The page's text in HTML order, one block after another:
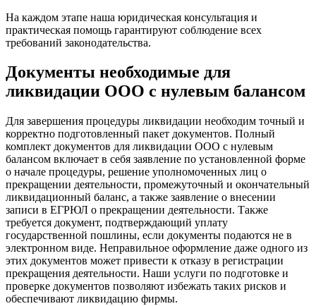
На каждом этапе наша юридическая консультация и
практическая помощь гарантируют соблюдение всех
требований законодательства.
Документы необходимые для
ликвидации ООО с нулевым балансом
Для завершения процедуры ликвидации необходим точный и
корректно подготовленный пакет документов. Полный
комплект документов для ликвидации ООО с нулевым
балансом включает в себя заявление по установленной форме
о начале процедуры, решение уполномоченных лиц о
прекращении деятельности, промежуточный и окончательный
ликвидационный баланс, а также заявление о внесении
записи в ЕГРЮЛ о прекращении деятельности. Также
требуется документ, подтверждающий уплату
государственной пошлины, если документы подаются не в
электронном виде. Неправильное оформление даже одного из
этих документов может привести к отказу в регистрации
прекращения деятельности. Наши услуги по подготовке и
проверке документов позволяют избежать таких рисков и
обеспечивают ликвидацию фирмы.